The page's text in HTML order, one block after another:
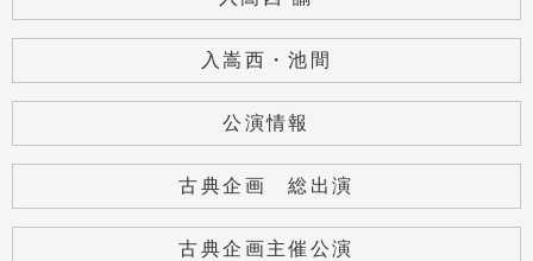
入嵩西・池間
公演情報
古典企画 総出演
古典企画主催公演